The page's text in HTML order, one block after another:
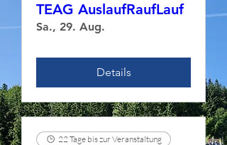
TEAG AuslaufRaufLauf
Sa., 29. Aug.
Details
22 Tage bis zur Veranstaltung